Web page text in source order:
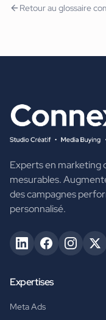
Retour au glossaire
Experts en marketing
mesurables.
des campagnes
personnalisé.
Expertises
Meta Ads